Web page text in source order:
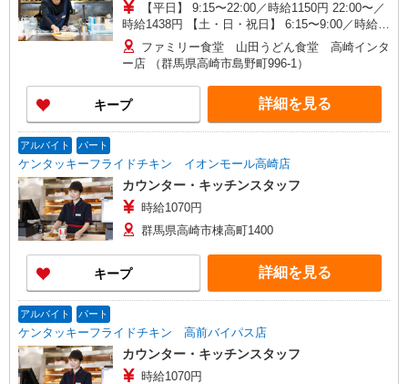
【平日】 9:15〜22:00／時給1150円 22:00〜／
時給1438円 【土・日・祝日】 6:15〜9:00／時給
1200円 9:00〜22:00／時給1150円 22:00〜／時給
1438円 日・祝日は時給50円アップ！（9時〜22
時）
ファミリー食堂 山田うどん食堂 高崎インタ
ー店 （群馬県高崎市島野町996-1）
キープ 詳細を見る
アルバイト パート
ケンタッキーフライドチキン イオンモール高崎店
カウンター・キッチンスタッフ
時給1070円
群馬県高崎市棟高町1400
キープ 詳細を見る
アルバイト パート
ケンタッキーフライドチキン 高前バイパス店
カウンター・キッチンスタッフ
時給1070円